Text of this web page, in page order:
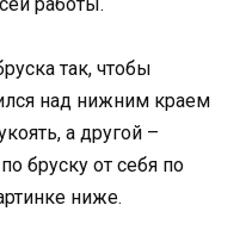
так, чтобы
над нижним краем
а другой –
бруску от себя по
ниже.